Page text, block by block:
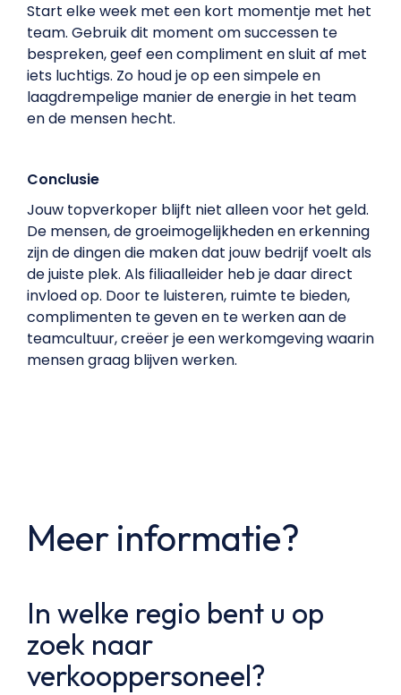
Start elke week met een kort momentje met het
team. Gebruik dit moment om successen te
bespreken, geef een compliment en sluit af met
iets luchtigs. Zo houd je op een simpele en
laagdrempelige manier de energie in het team
en de mensen hecht.
Conclusie
Jouw topverkoper blijft niet alleen voor het geld.
De mensen, de groeimogelijkheden en erkenning
zijn de dingen die maken dat jouw bedrijf voelt als
de juiste plek. Als filiaalleider heb je daar direct
invloed op. Door te luisteren, ruimte te bieden,
complimenten te geven en te werken aan de
teamcultuur, creëer je een werkomgeving waarin
mensen graag blijven werken.
Meer informatie?
In welke regio bent u op
zoek naar
verkooppersoneel?